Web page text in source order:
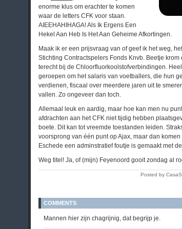
enorme klus om erachter te komen
waar de letters CFK voor staan.
AIEEHAHIHAGA! Als Ik Ergens Een
Hekel Aan Heb Is Het Aan Geheime Afkortingen.
Maak ik er een prijsvraag van of geef ik het weg,
Stichting Contractspelers Fonds Knvb. Beetje krom
terecht bij de Chloorfluorkoolstofverbindingen.
geroepen om het salaris van voetballers, die hun
verdienen, fiscaal over meerdere jaren uit te
vallen. Zo ongeveer dan toch.
Allemaal leuk en aardig, maar hoe kan men nu
afdrachten aan het CFK niet tijdig hebben
boete. Dit kan tot vreemde toestanden leiden.
voorsprong van één punt op Ajax, maar dan
Eschede een adminstratief foutje is gemaakt met
Weg titel! Ja, of (mijn) Feyenoord gooit zondag al
Posted by
COMMENTS
Mannen hier zijn chagrijnig, dat begrijp je.